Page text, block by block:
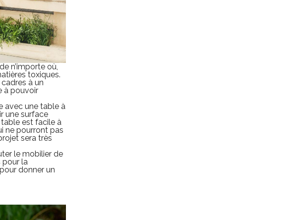
n’importe où,
toxiques.
à un
à pouvoir
avec une table à
une surface
est facile à
ne pourront pas
sera très
le mobilier de
pour la
donner un